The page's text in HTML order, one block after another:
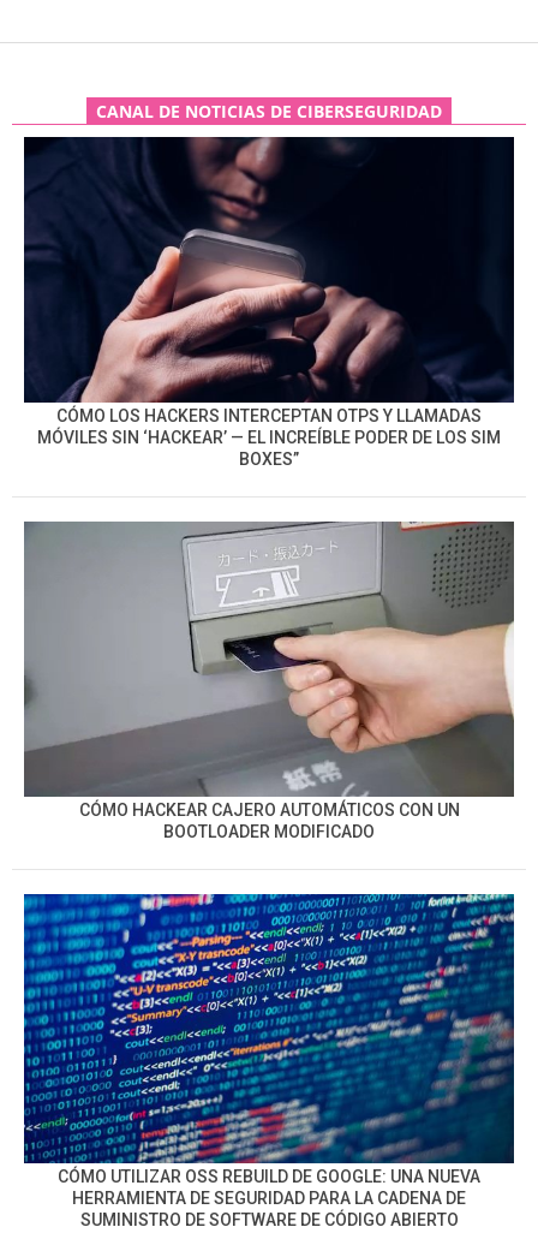
CANAL DE NOTICIAS DE CIBERSEGURIDAD
CÓMO LOS HACKERS INTERCEPTAN OTPS Y LLAMADAS
MÓVILES SIN ‘HACKEAR’ — EL INCREÍBLE PODER DE LOS SIM
BOXES”
CÓMO HACKEAR CAJERO AUTOMÁTICOS CON UN
BOOTLOADER MODIFICADO
CÓMO UTILIZAR OSS REBUILD DE GOOGLE: UNA NUEVA
HERRAMIENTA DE SEGURIDAD PARA LA CADENA DE
SUMINISTRO DE SOFTWARE DE CÓDIGO ABIERTO